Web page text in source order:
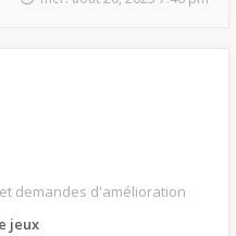
demandes d'amélioration
jeux